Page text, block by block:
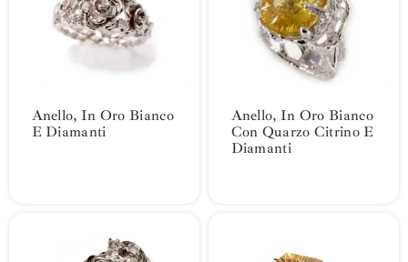
Anello, In Oro Bianco
E Diamanti
Anello, In Oro Bianco
Con Quarzo Citrino E
Diamanti